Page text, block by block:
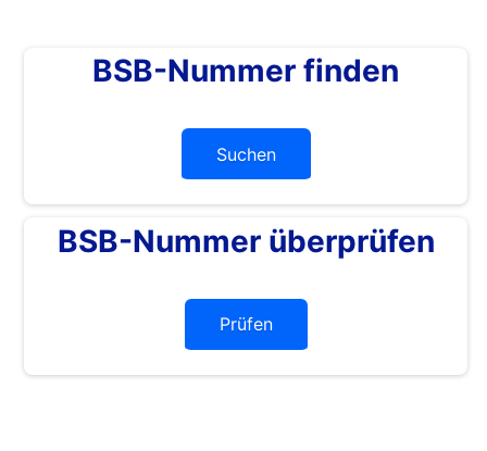
BSB-Nummer finden
Suchen
BSB-Nummer überprüfen
Prüfen